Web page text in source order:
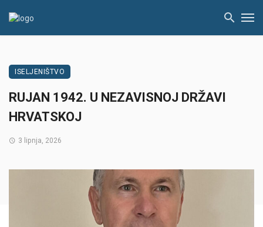
ISELJENIŠTVO
RUJAN 1942. U NEZAVISNOJ DRŽAVI
HRVATSKOJ
3 lipnja, 2026